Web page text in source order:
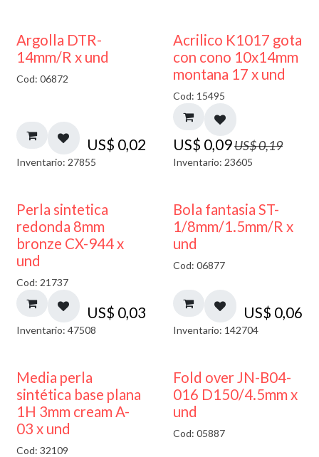
Argolla DTR-
14mm/R x und
Cod: 06872
US$ 0,02
Inventario: 27855
50% DESCUENTO
Acrilico K1017 gota
con cono 10x14mm
montana 17 x und
Cod: 15495
US$ 0,09US$0,19
Inventario: 23605
Perla sintetica
redonda 8mm
bronze CX-944 x
und
Cod: 21737
US$ 0,03
Inventario: 47508
Bola fantasia ST-
1/8mm/1.5mm/R x
und
Cod: 06877
US$ 0,06
Inventario: 142704
Media perla
sintética base plana
1H 3mm cream A-
03 x und
Cod: 32109
Fold over JN-B04-
016 D150/4.5mm x
und
Cod: 05887